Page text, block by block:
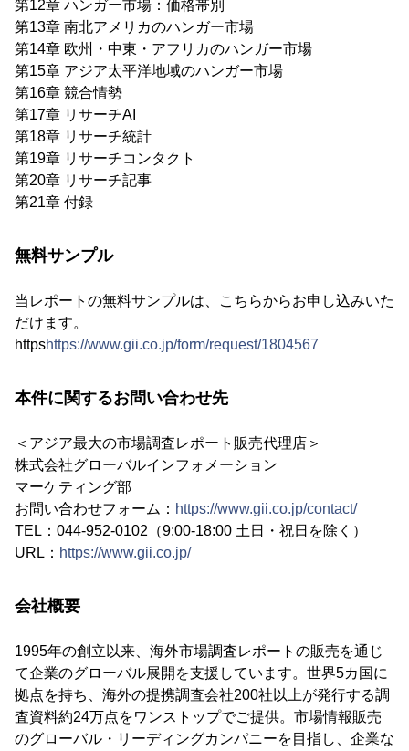
第12章 ハンガー市場：価格帯別
第13章 南北アメリカのハンガー市場
第14章 欧州・中東・アフリカのハンガー市場
第15章 アジア太平洋地域のハンガー市場
第16章 競合情勢
第17章 リサーチAI
第18章 リサーチ統計
第19章 リサーチコンタクト
第20章 リサーチ記事
第21章 付録
無料サンプル
当レポートの無料サンプルは、こちらからお申し込みいた
だけます。
httpshttps://www.gii.co.jp/form/request/1804567
本件に関するお問い合わせ先
＜アジア最大の市場調査レポート販売代理店＞
株式会社グローバルインフォメーション
マーケティング部
お問い合わせフォーム： https://www.gii.co.jp/contact/
TEL：044-952-0102（9:00-18:00 土日・祝日を除く）
URL： https://www.gii.co.jp/
会社概要
1995年の創立以来、海外市場調査レポートの販売を通じ
て企業のグローバル展開を支援しています。世界5カ国に
拠点を持ち、海外の提携調査会社200社以上が発行する調
査資料約24万点をワンストップでご提供。市場情報販売
のグローバル・リーディングカンパニーを目指し、企業な